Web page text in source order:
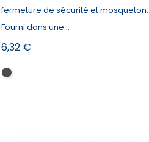
fermeture de sécurité et mosqueton.
Fourni dans une...
Prix
6,32 €
Noir